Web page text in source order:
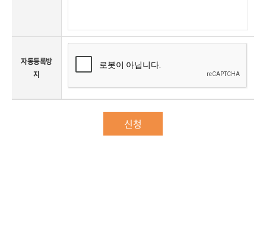
자동등록방
지